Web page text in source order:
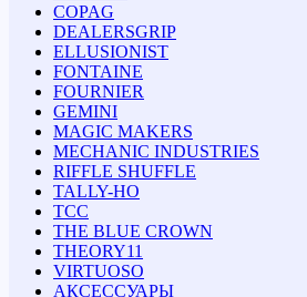
COPAG
DEALERSGRIP
ELLUSIONIST
FONTAINE
FOURNIER
GEMINI
MAGIC MAKERS
MECHANIC INDUSTRIES
RIFFLE SHUFFLE
TALLY-HO
TCC
THE BLUE CROWN
THEORY11
VIRTUOSO
АКСЕССУАРЫ